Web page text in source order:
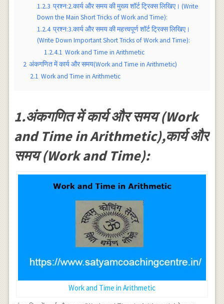
1.2.3 प्रश्न:2.कार्य और समय की मुख्य शाॅर्ट ट्रिक्स लिखिए। (Write
Down the Main Short Tricks of Work and Time):
1.2.4 प्रश्न:3.कार्य और समय की महत्त्वपूर्ण शाॅर्ट ट्रिक्स लिखिए।
(Write Down Important Short Tricks of Work and Time):
1.2.4.1 Work and Time in Arithmetic
2 अंकगणित में कार्य और समय(Work and Time in Arithmetic)
2.1 Work and Time in Arithmetic
1.अंकगणित में कार्य और समय (Work
and Time in Arithmetic),कार्य और
समय (Work and Time):
Work and Time in Arithmetic